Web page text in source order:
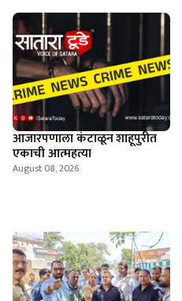
आजारपणाला कंटाळून शाहूपुरीत
एकाची आत्महत्या
August 08, 2026